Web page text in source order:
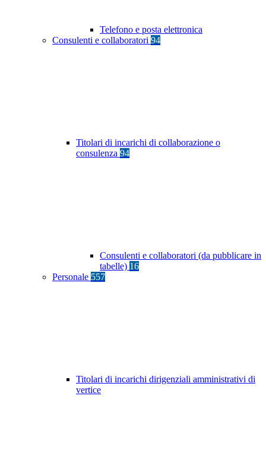
Telefono e posta elettronica
Consulenti e collaboratori 94
Titolari di incarichi di collaborazione o
consulenza 94
Consulenti e collaboratori (da pubblicare in
tabelle) 16
Personale 557
Titolari di incarichi dirigenziali amministrativi di
vertice